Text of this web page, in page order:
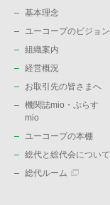
基本理念
ユーコープのビジョン
組織案内
経営概況
お取引先の皆さまへ
機関誌mio・ぷらす
mio
ユーコープの本棚
総代と総代会について
総代ルーム